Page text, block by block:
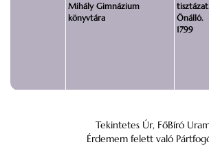
Mihály Gimnázium
könyvtára
tisztázat.
Önálló.
1799
Tekintetes Úr, FőBíró
Érdemem felett való